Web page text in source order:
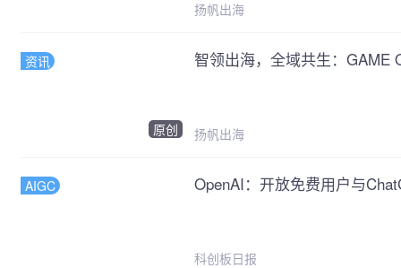
扬帆出海
资讯
原创
智领出海，全域共生：GAME
扬帆出海
AIGC OpenAI：开放免费用户与
科创板日报